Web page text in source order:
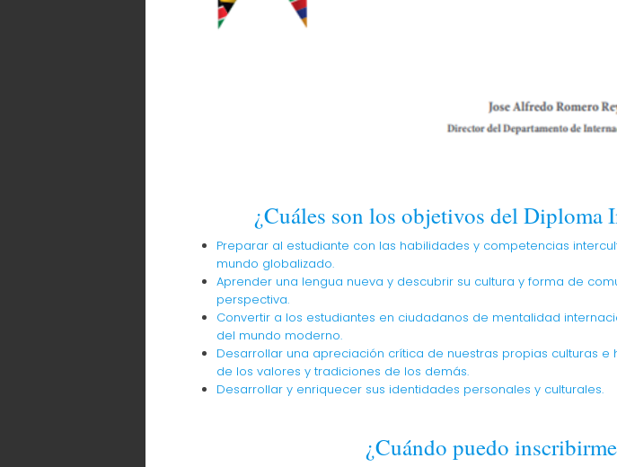
¿Cuáles son los objetivos del Diploma
Preparar al estudiante con las habilidades y competencias
mundo globalizado.
Aprender una lengua nueva y descubrir su cultura y forma de
perspectiva.
Convertir a los estudiantes en ciudadanos de mentalidad
del mundo moderno.
Desarrollar una apreciación crítica de nuestras propias culturas e
de los valores y tradiciones de los demás.
Desarrollar y enriquecer sus identidades personales y culturales.
¿Cuándo puedo